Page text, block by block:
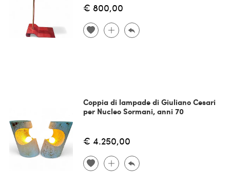
€ 800,00
Coppia di lampade di Giuliano Cesari
per Nucleo Sormani, anni 70
€ 4.250,00